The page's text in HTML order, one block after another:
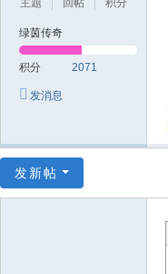
主题
回帖
积分
绿茵传奇
积分 2071
发消息
发新帖